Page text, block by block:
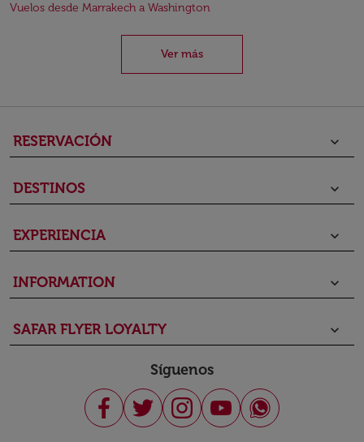
Vuelos desde Marrakech a Washington
Ver más
RESERVACIÓN keyboard_arrow_down
DESTINOS keyboard_arrow_down
EXPERIENCIA keyboard_arrow_down
INFORMATION keyboard_arrow_down
SAFAR FLYER LOYALTY keyboard_arrow_down
Síguenos